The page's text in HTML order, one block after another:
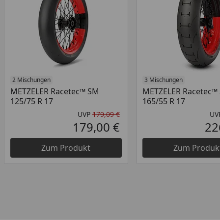
2 Mischungen
METZELER Racetec™ SM
125/75 R 17
Ursprünglicher Preis
UVP 179,09 €
Aktueller Preis
179,00 €
Zum Produkt
3 Mischungen
METZELER Racetec™
165/55 R 17
Zum